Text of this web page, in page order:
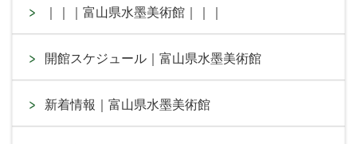
｜｜｜富山県水墨美術館｜｜｜
開館スケジュール｜富山県水墨美術館
新着情報｜富山県水墨美術館